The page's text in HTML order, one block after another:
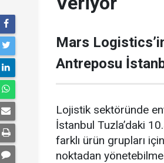
Mars
Antreposu
Lojistik sektöründe
İstanbul Tuzla’daki
farklı ürün grupları
noktadan